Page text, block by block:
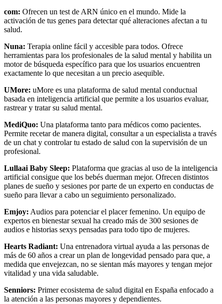
com: Ofrecen un test de ARN único en el mundo. Mide la
activación de tus genes para detectar qué alteraciones afectan a tu
salud.
Nuna: Terapia online fácil y accesible para todos. Ofrece
herramientas para los profesionales de la salud mental y habilita un
motor de búsqueda específico para que los usuarios encuentren
exactamente lo que necesitan a un precio asequible.
UMore: uMore es una plataforma de salud mental conductual
basada en inteligencia artificial que permite a los usuarios evaluar,
rastrear y tratar su salud mental.
MediQuo: Una plataforma tanto para médicos como pacientes.
Permite recetar de manera digital, consultar a un especialista a través
de un chat y controlar tu estado de salud con la supervisión de un
profesional.
Lullaai Baby Sleep: Plataforma que gracias al uso de la inteligencia
artificial consigue que los bebés duerman mejor. Ofrecen distintos
planes de sueño y sesiones por parte de un experto en conductas de
sueño para llevar a cabo un seguimiento personalizado.
Emjoy: Audios para potenciar el placer femenino. Un equipo de
expertos en bienestar sexual ha creado más de 300 sesiones de
audios e historias sexys pensadas para todo tipo de mujeres.
Hearts Radiant: Una entrenadora virtual ayuda a las personas de
más de 60 años a crear un plan de longevidad pensado para que, a
medida que envejezcan, no se sientan más mayores y tengan mejor
vitalidad y una vida saludable.
Senniors: Primer ecosistema de salud digital en España enfocado a
la atención a las personas mayores y dependientes.